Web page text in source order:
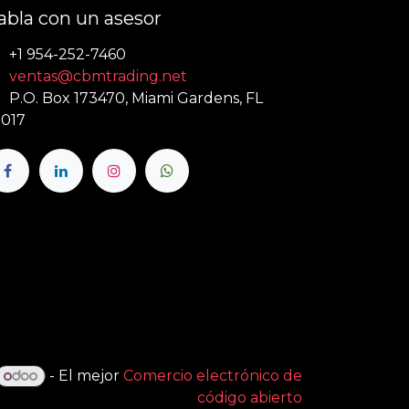
con un asesor
+1 954-252-7460
ventas@cbmtrading.net
P.O. Box 173470, Miami Gardens, FL
- El mejor Comercio electrónico de
código abierto